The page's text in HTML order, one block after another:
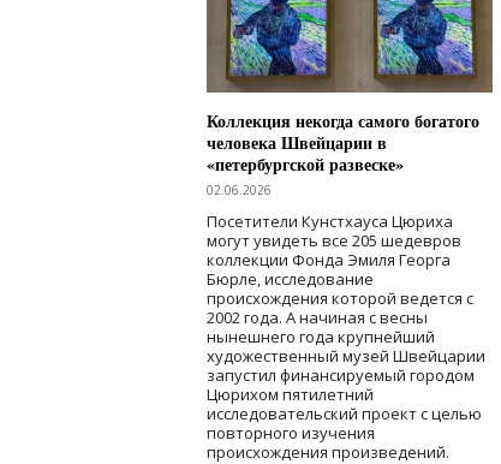
Коллекция некогда самого богатого
человека Швейцарии в
«петербургской развеске»
02.06.2026
Посетители Кунстхауса Цюриха
могут увидеть все 205 шедевров
коллекции Фонда Эмиля Георга
Бюрле, исследование
происхождения которой ведется с
2002 года. А начиная с весны
нынешнего года крупнейший
художественный музей Швейцарии
запустил финансируемый городом
Цюрихом пятилетний
исследовательский проект с целью
повторного изучения
происхождения произведений.